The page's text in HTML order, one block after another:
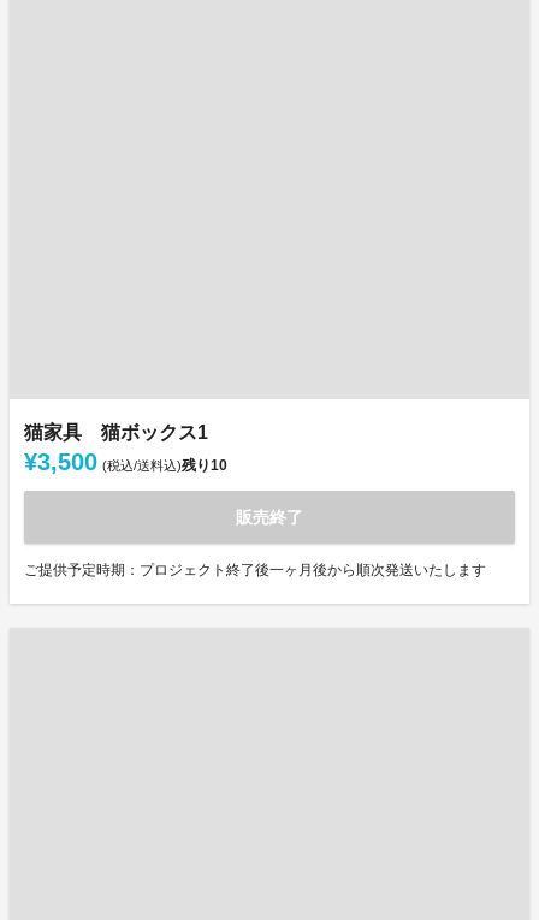
猫家具 猫ボックス1
¥3,500 (税込/送料込)残り10
販売終了
ご提供予定時期：プロジェクト終了後一ヶ月後から順次発送いたします